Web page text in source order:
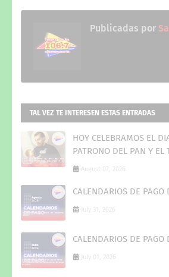
Publicadas por
TAL VEZ TE INTERESEN ESTAS ENTRADAS
HOY CELEBRAMOS EL
PATRONO DEL PAN Y EL
August 07, 2026
CALENDARIOS DE PAGO
July 31, 2026
CALENDARIOS DE PAGO
July 01, 2026